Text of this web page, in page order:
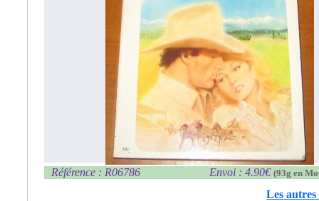
Référence : R06786 Envoi : 4.90€ (93g en
Les autres